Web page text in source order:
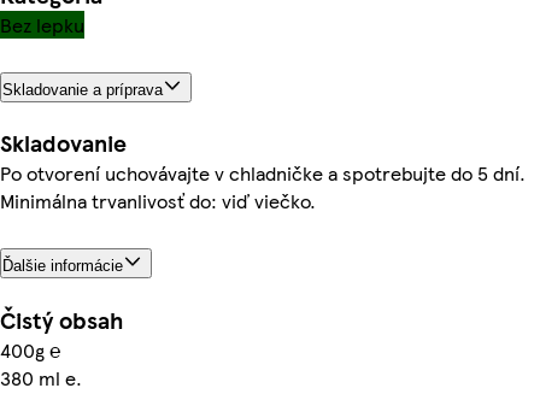
Bez lepku
Skladovanie a príprava
Skladovanie
Po otvorení uchovávajte v chladničke a spotrebujte do 5 dní.
Minimálna trvanlivosť do: viď viečko.
Ďalšie informácie
Čistý obsah
400g ℮
380 ml e.